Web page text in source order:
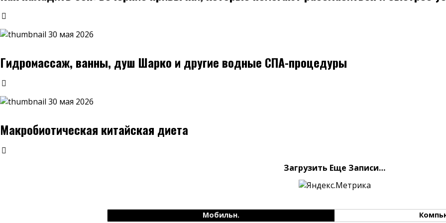
30 мая 2026
Гидромассаж, ванны, душ Шарко и другие водные СПА-процедуры
30 мая 2026
Макробиотическая китайская диета
Загрузить Еще Записи…
Мобильн.